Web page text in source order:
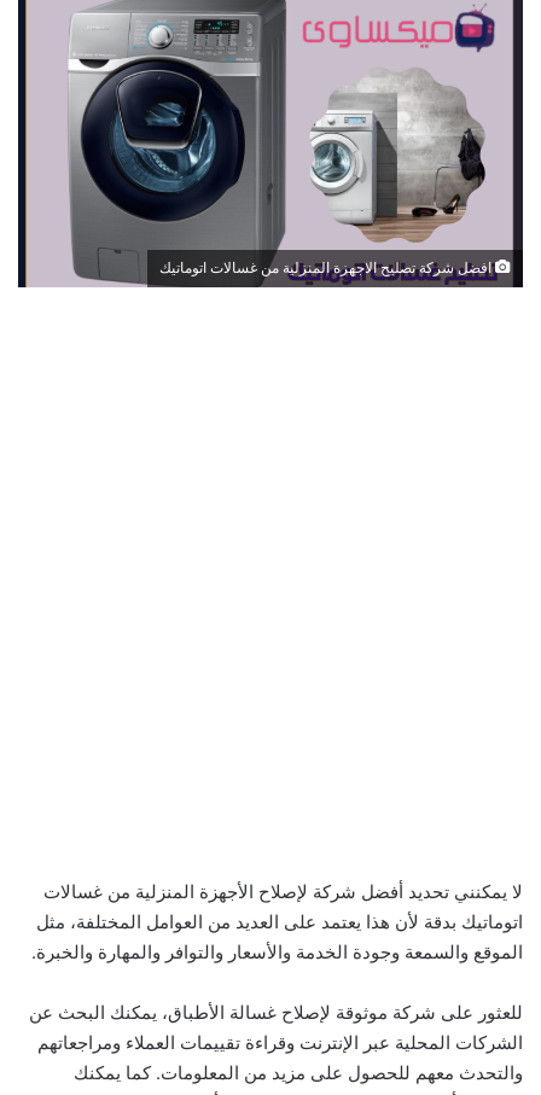
افضل شركة تصليح الاجهزة المنزلية من غسالات اتوماتيك
لا يمكنني تحديد أفضل شركة لإصلاح الأجهزة المنزلية من غسالات
اتوماتيك بدقة لأن هذا يعتمد على العديد من العوامل المختلفة، مثل
الموقع والسمعة وجودة الخدمة والأسعار والتوافر والمهارة والخبرة.
للعثور على شركة موثوقة لإصلاح غسالة الأطباق، يمكنك البحث عن
الشركات المحلية عبر الإنترنت وقراءة تقييمات العملاء ومراجعاتهم
والتحدث معهم للحصول على مزيد من المعلومات. كما يمكنك